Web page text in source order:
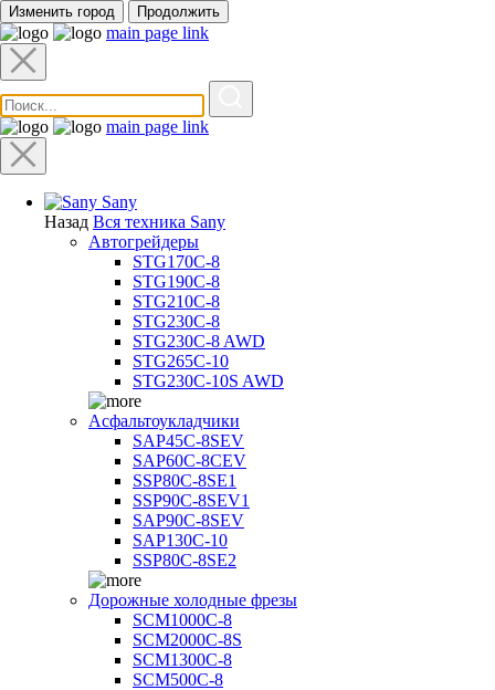
Изменить город Продолжить
main page link
main page link
Sany
Назад Вся техника Sany
Автогрейдеры
STG170C-8
STG190C-8
STG210C-8
STG230C-8
STG230C-8 AWD
STG265C-10
STG230C-10S AWD
Асфальтоукладчики
SAP45С-8SEV
SAP60C-8CEV
SSP80C-8SE1
SSP90C-8SEV1
SAP90C-8SEV
SAP130C-10
SSP80C-8SE2
Дорожные холодные фрезы
SCM1000C-8
SCM2000C-8S
SCM1300C-8
SCM500C-8